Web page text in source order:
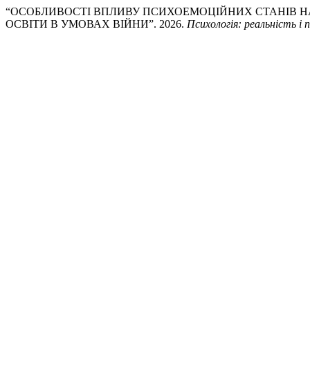
“ОСОБЛИВОСТІ ВПЛИВУ ПСИХОЕМОЦІЙНИХ СТАНІВ
ОСВІТИ В УМОВАХ ВІЙНИ”. 2026. Психологія: реальність і